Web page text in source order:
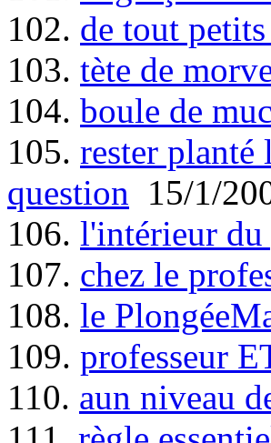
102. de tout
103. tète de
104. boule de
105. rester planté
question 15/1/
106. l'intérieur du
107. chez le
108. le
109. professeur
110. aun niveau